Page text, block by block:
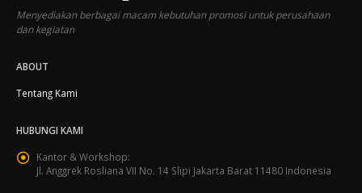
Menyediakan berbagai macam kebutuhan promosi untuk perusahaan
dan kegiatan
ABOUT
Tentang Kami
HUBUNGI KAMI
Kantor & Workshop:
Jl. Anggrek Rosliana VII No. 14 Slipi Jakarta Barat 11480 Indonesia